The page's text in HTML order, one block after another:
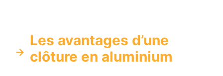
Les avantages d’une
clôture en aluminium